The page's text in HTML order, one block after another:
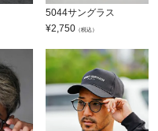
5044サングラス
¥2,750 （税込）